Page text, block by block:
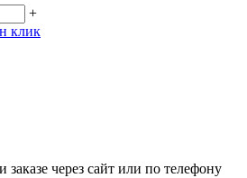
+
клик
через сайт или по телефону